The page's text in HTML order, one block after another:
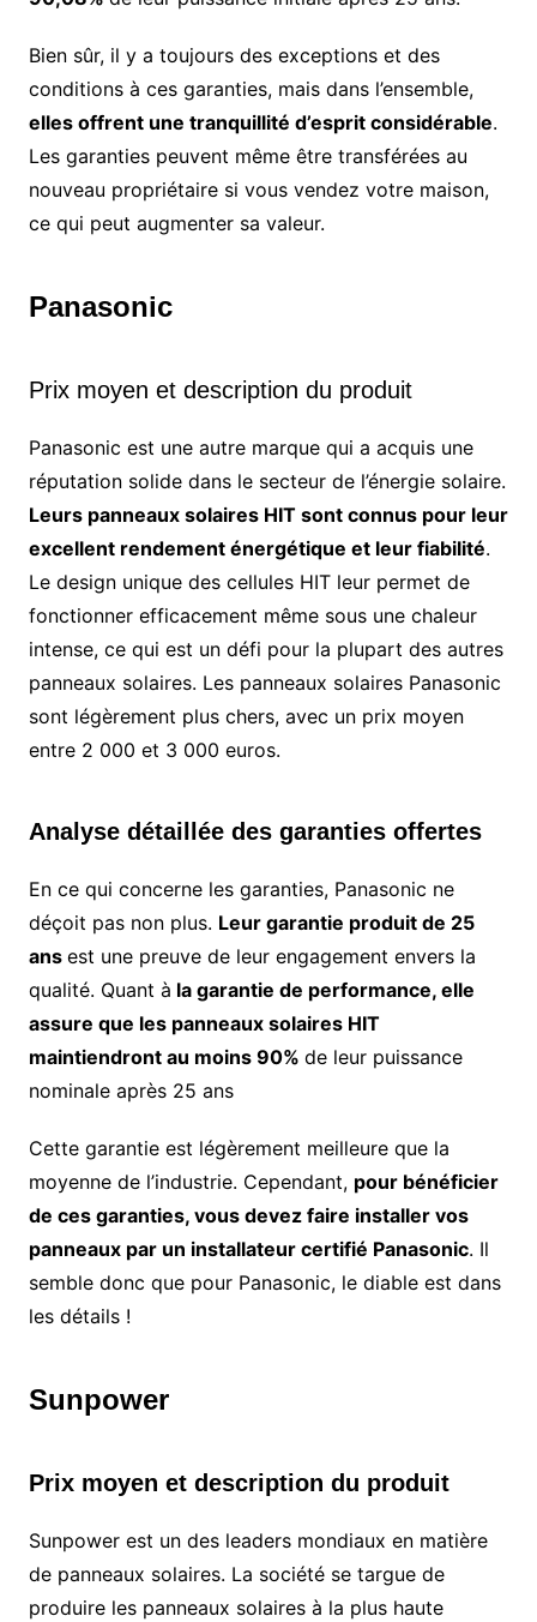
Bien sûr, il y a toujours des exceptions et des
conditions à ces garanties, mais dans l’ensemble,
elles offrent une tranquillité d’esprit considérable.
Les garanties peuvent même être transférées au
nouveau propriétaire si vous vendez votre maison,
ce qui peut augmenter sa valeur.
Panasonic
Prix moyen et description du produit
Panasonic est une autre marque qui a acquis une
réputation solide dans le secteur de l’énergie solaire.
Leurs panneaux solaires HIT sont connus pour leur
excellent rendement énergétique et leur fiabilité.
Le design unique des cellules HIT leur permet de
fonctionner efficacement même sous une chaleur
intense, ce qui est un défi pour la plupart des autres
panneaux solaires. Les panneaux solaires Panasonic
sont légèrement plus chers, avec un prix moyen
entre 2 000 et 3 000 euros.
Analyse détaillée des garanties offertes
En ce qui concerne les garanties, Panasonic ne
déçoit pas non plus. Leur garantie produit de 25
ans est une preuve de leur engagement envers la
qualité. Quant à la garantie de performance, elle
assure que les panneaux solaires HIT
maintiendront au moins 90% de leur puissance
nominale après 25 ans
Cette garantie est légèrement meilleure que la
moyenne de l’industrie. Cependant, pour bénéficier
de ces garanties, vous devez faire installer vos
panneaux par un installateur certifié Panasonic. Il
semble donc que pour Panasonic, le diable est dans
les détails !
Sunpower
Prix moyen et description du produit
Sunpower est un des leaders mondiaux en matière
de panneaux solaires. La société se targue de
produire les panneaux solaires à la plus haute